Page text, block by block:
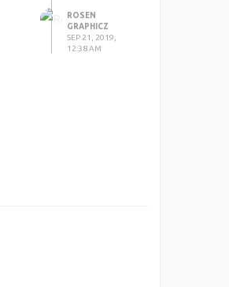
ROSEN
GRAPHICZ
SEP 21, 2019,
12:38 AM